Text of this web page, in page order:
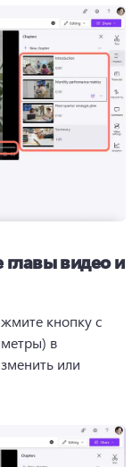
главы видео и
кнопку с
в
или